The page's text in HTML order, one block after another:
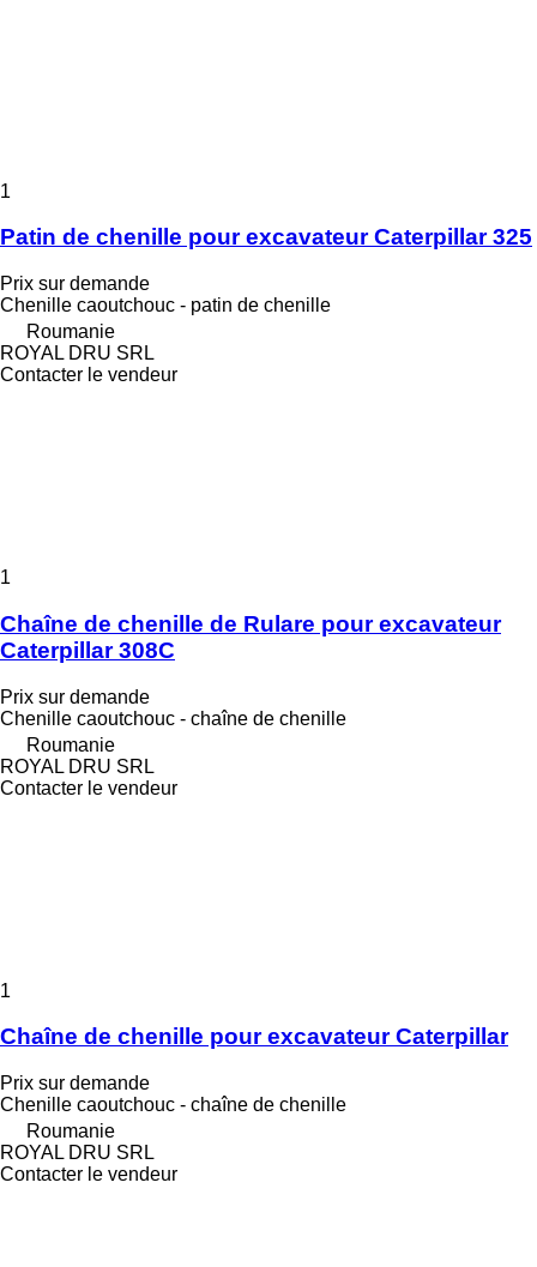
1
Patin de chenille pour excavateur Caterpillar 325
Prix sur demande
Chenille caoutchouc - patin de chenille
Roumanie
ROYAL DRU SRL
Contacter le vendeur
1
Chaîne de chenille de Rulare pour excavateur
Caterpillar 308C
Prix sur demande
Chenille caoutchouc - chaîne de chenille
Roumanie
ROYAL DRU SRL
Contacter le vendeur
1
Chaîne de chenille pour excavateur Caterpillar
Prix sur demande
Chenille caoutchouc - chaîne de chenille
Roumanie
ROYAL DRU SRL
Contacter le vendeur